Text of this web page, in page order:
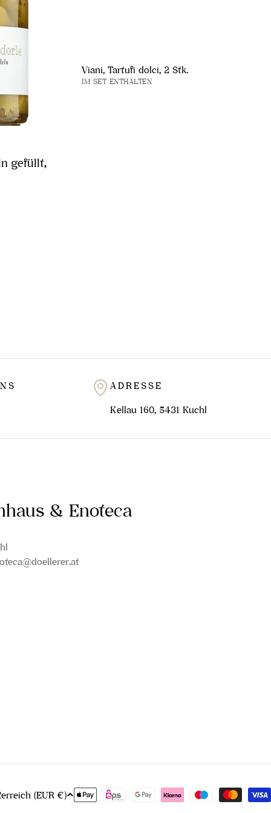
gefüllt,
Viani, Tartufi dolci, 2 Stk.
IM SET ENTHALTEN
ADRESSE
Kellau 160, 5431 Kuchl
& Enoteca
Österreich (EUR €) Zahlungsmethoden